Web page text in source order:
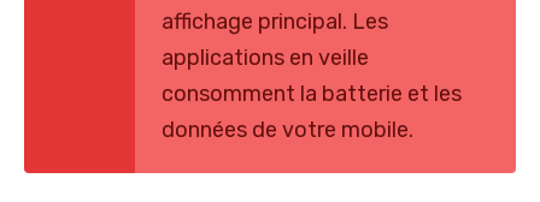
affichage principal. Les
applications en veille
consomment la batterie et les
données de votre mobile.